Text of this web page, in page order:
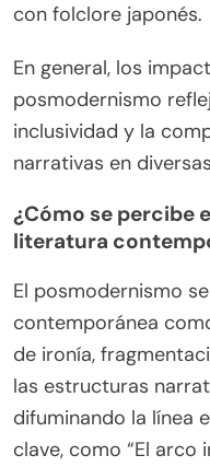
con folclore japonés.
En general, los
posmodernismo
inclusividad y la
narrativas en
¿Cómo se percibe
literatura
El posmodernismo
contemporánea
de ironía,
las estructuras
difuminando la línea
clave, como “El arco